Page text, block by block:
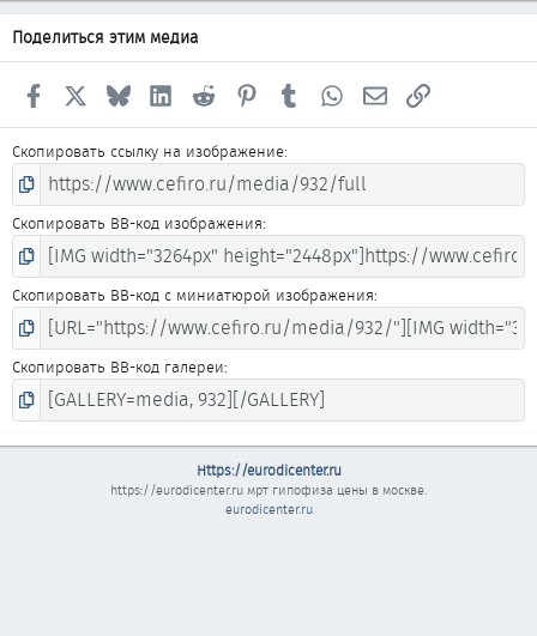
Поделиться этим медиа
Facebook Bluesky LinkedInReddit PinterestTumblr WhatsAppЭлектронная почта
Ссылка
Скопировать ссылку на изображение
Скопировать BB-код изображения
Скопировать BB-код с миниатюрой изображения
Скопировать BB-код галереи
Https://eurodicenter.ru
https://eurodicenter.ruмрт гипофиза цены в москве.
eurodicenter.ru